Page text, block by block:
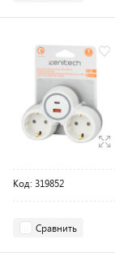
Код: 319852
Сравнить